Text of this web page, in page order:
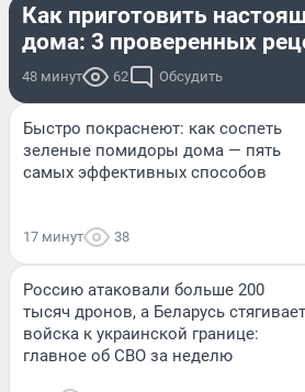
Как приготовить
дома: 3 проверенных
48 минут 62 Обсудить
Быстро покраснеют: как соспеть
зеленые помидоры дома — пять
самых эффективных способов
17 минут 38
Россию атаковали больше 200
тысяч дронов, а Беларусь стягивает
войска к украинской границе:
главное об СВО за неделю